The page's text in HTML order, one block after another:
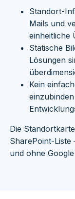
Standort-
Mails und
einheitliche
Statische
Lösungen
Kein
Die
SharePoint-
und ohne